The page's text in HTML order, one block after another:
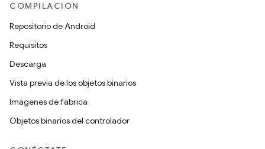
COMPILACIÓN
Repositorio de Android
Requisitos
Descarga
Vista previa de los objetos binarios
Imágenes de fábrica
Objetos binarios del controlador